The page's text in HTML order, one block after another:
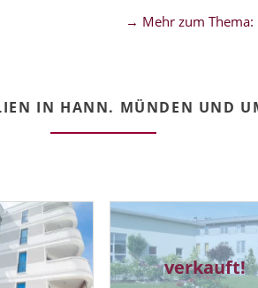
→ Mehr zum Thema:
IN HANN. MÜNDEN UND
verkauft!